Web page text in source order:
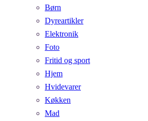
Børn
Dyreartikler
Elektronik
Foto
Fritid og sport
Hjem
Hvidevarer
Køkken
Mad